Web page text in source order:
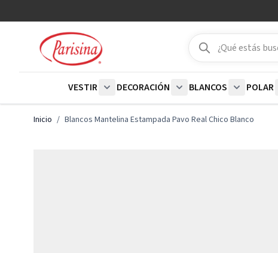
Buscar
Buscar
VESTIR
DECORACIÓN
BLANCOS
POLAR
Inicio / Blancos Mantelina Estampada Pavo Real Chico Blanco